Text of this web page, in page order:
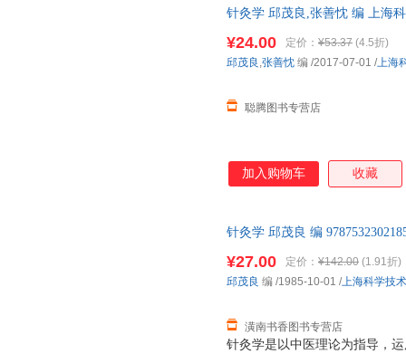
针灸学 邱茂良,张善忱 编 上海
¥24.00 定价： ¥53.37 (4.5折)
聪腾图书专营店
邱茂良 ,张善忱 编 /2017-07-01 /上海
加入购物车 收藏
针灸学 邱茂良 编
针灸学是以中医理论为指导，
¥27.00 定价： ¥142.00 (1.91折)
潢南书香图书专营店
邱茂良 编 /1985-10-01 /上海科学技